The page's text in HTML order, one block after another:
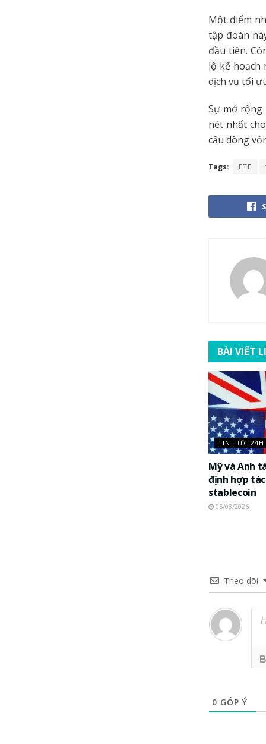
Một điểm
tập đoàn
đầu tiên.
lộ kế hoạch
dịch vụ tối
Sự mở rộng
nét nhất
cấu dòng
Tags: ETF
BÀI VIẾT
TIN TỨC 24H
Mỹ và Anh
định hợp
stablecoin
05/08/2026
Theo dõi
0 GÓP Ý